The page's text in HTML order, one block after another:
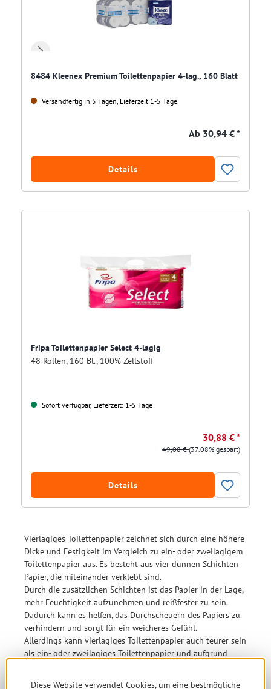
8484 Kleenex Premium Toilettenpapier 4-lag., 160 Blatt
Versandfertig in 5 Tagen, Lieferzeit 1-5 Tage
Ab 30,94 € *
Details
Fripa Toilettenpapier Select 4-lagig
48 Rollen, 160 Bl., 100% Zellstoff
Sofort verfügbar, Lieferzeit: 1-5 Tage
30,88 € *
49,08 €(37.08% gespart)
Details
Vierlagiges Toilettenpapier zeichnet sich durch eine höhere
Dicke und Festigkeit im Vergleich zu ein- oder zweilagigem
Toilettenpapier aus. Es besteht aus vier dünnen Schichten
Papier, die miteinander verklebt sind.
Durch die zusätzlichen Schichten ist das Papier in der Lage,
mehr Feuchtigkeit aufzunehmen und reißfester zu sein.
Dadurch kann es helfen, das Durchscheuern des Papiers zu
verhindern und sorgt für ein weicheres Gefühl.
Allerdings kann vierlagiges Toilettenpapier auch teurer sein
als ein- oder zweilagiges Toilettenpapier und aufgrund
Diese Website verwendet Cookies, um eine bestmögliche